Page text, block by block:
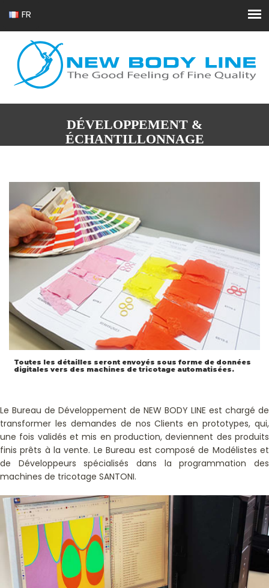
FR
EN
DÉVELOPPEMENT &
ÉCHANTILLONNAGE
Toutes les détailles seront envoyés sous forme de données
digitales vers des machines de tricotage automatisées.
Nous contrôlons toutes les mesures
Le Bureau de Développement de NEW BODY LINE est chargé de
transformer les demandes de nos Clients en prototypes, qui,
une fois validés et mis en production, deviennent des produits
finis prêts à la vente. Le Bureau est composé de Modélistes et
de Développeurs spécialisés dans la programmation des
machines de tricotage SANTONI.